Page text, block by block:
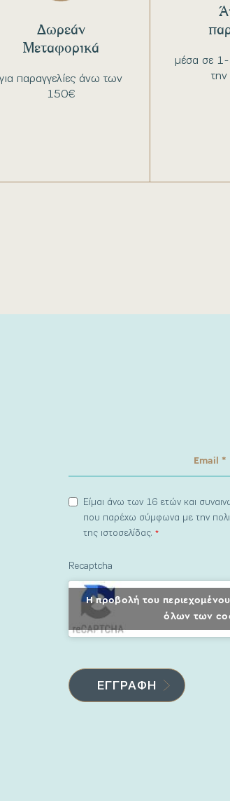
για παραγγελίες άνω των
150€
Δωρεάν
Μεταφορικά
μέσα σε
Είμαι άνω των 16 ετών και
που παρέχω σύμφωνα με την
της ιστοσελίδας.*
Recaptcha
Η προβολή του
όλων των